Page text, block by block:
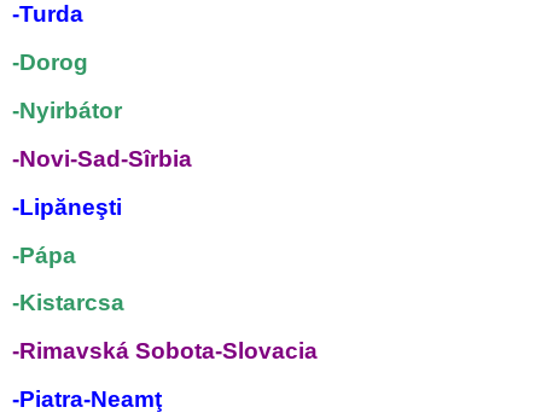
-Turda
-Dorog
-Nyirbátor
-Novi-Sad-Sîrbia
-Lipăneşti
-Pápa
-Kistarcsa
-Rimavská Sobota-Slovacia
-Piatra-Neamţ